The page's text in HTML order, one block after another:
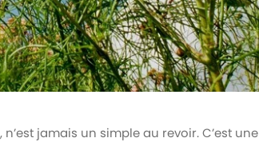
jamais un simple au revoir. C’est